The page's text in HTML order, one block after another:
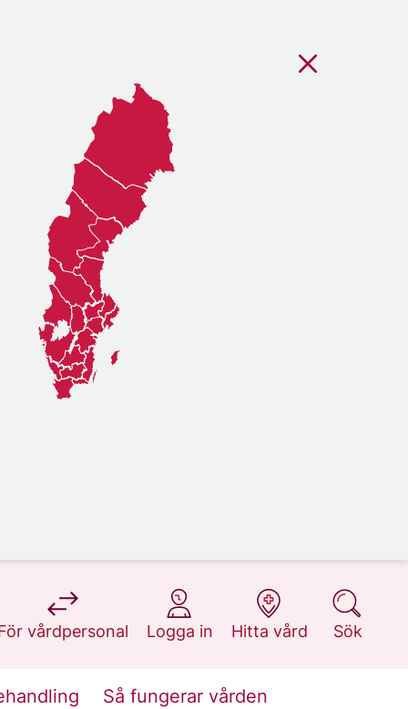
vårdpersonal
på 1177.se
Logga in
på 1177.se
Hitta vård
på 1177.se
Sök
på 1177.se
Så fungerar vården